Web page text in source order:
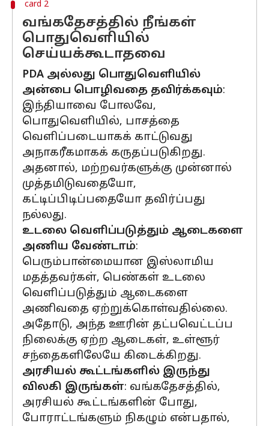
card 2
வங்கதேசத்தில் நீங்கள்
பொதுவெளியில்
செய்யக்கூடாதவை
PDA அல்லது பொதுவெளியில்
அன்பை பொழிவதை தவிர்க்கவும்:
இந்தியாவை போலவே,
பொதுவெளியில், பாசத்தை
வெளிப்படையாகக் காட்டுவது
அநாகரீகமாகக் கருதப்படுகிறது.
அதனால், மற்றவர்களுக்கு முன்னால்
முத்தமிடுவதையோ,
கட்டிப்பிடிப்பதையோ தவிர்ப்பது
நல்லது.
உடலை வெளிப்படுத்தும் ஆடைகளை
அணிய வேண்டாம்:
பெரும்பான்மையான இஸ்லாமிய
மதத்தவர்கள், பெண்கள் உடலை
வெளிப்படுத்தும் ஆடைகளை
அணிவதை ஏற்றுக்கொள்வதில்லை.
அதோடு, அந்த ஊரின் தட்பவெட்டப்ப
நிலைக்கு ஏற்ற ஆடைகள், உள்ளூர்
சந்தைகளிலேயே கிடைக்கிறது.
அரசியல் கூட்டங்களில் இருந்து
விலகி இருங்கள்: வங்கதேசத்தில்,
அரசியல் கூட்டங்களின் போது,
போராட்டங்களும் நிகழும் என்பதால்,